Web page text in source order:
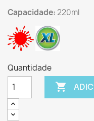
Capacidade:220ml
Quantidade
